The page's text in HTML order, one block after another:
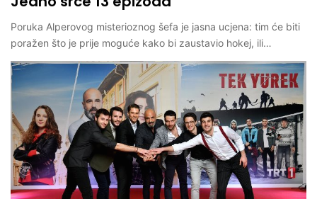
Poruka Alperovog misterioznog šefa je jasna ucjena: tim će biti
poražen što je prije moguće kako bi zaustavio hokej, ili…